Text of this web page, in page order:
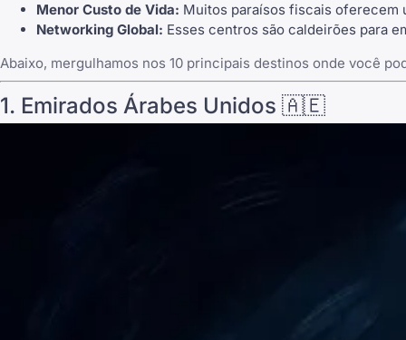
Menor Custo de Vida: Muitos paraísos fiscais oferecem
Networking Global: Esses centros são caldeirões para
Abaixo, mergulhamos nos 10 principais destinos onde você
1. Emirados Árabes Unidos 🇦🇪